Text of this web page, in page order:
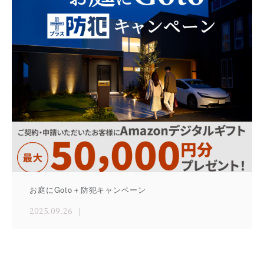
お庭にGoto＋防犯キャンペーン
2025.09.26